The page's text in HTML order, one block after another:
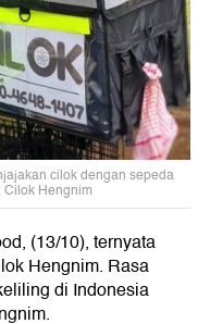
cilok dengan sepeda
Cilok Hengnim
(13/10), ternyata
Hengnim. Rasa
di Indonesia